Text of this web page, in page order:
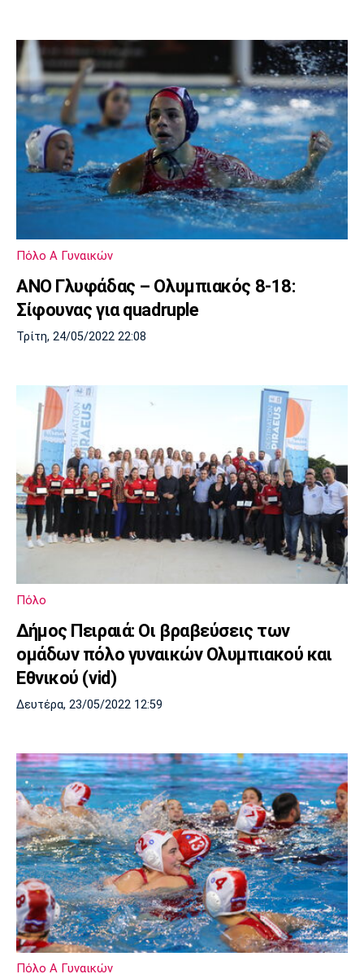
Πόλο Α Γυναικών
ΑΝΟ Γλυφάδας – Ολυμπιακός 8-18:
Σίφουνας για quadruple
Τρίτη, 24/05/2022 22:08
Πόλο
Δήμος Πειραιά: Οι βραβεύσεις των
ομάδων πόλο γυναικών Ολυμπιακού και
Εθνικού (vid)
Δευτέρα, 23/05/2022 12:59
Πόλο Α Γυναικών